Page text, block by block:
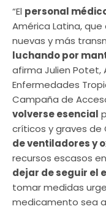
“El personal
América Latina,
nuevas y más
luchando por
afirma Julien Potet,
Enfermedades
Campaña de
volverse esencial
críticos y graves de
de ventiladores y
recursos escasos
dejar de seguir el
tomar medidas
medicamento sea